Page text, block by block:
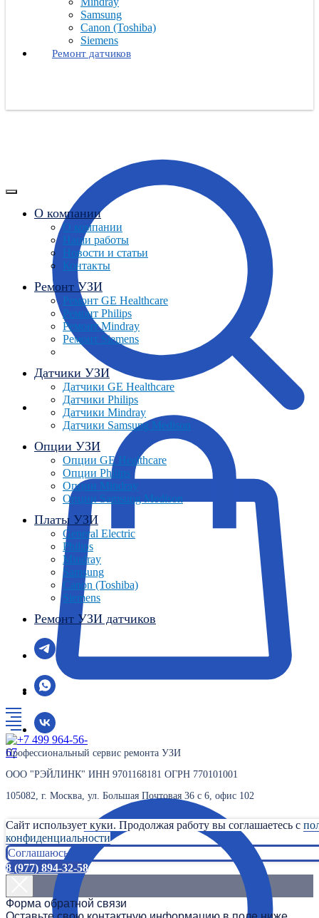
Samsung
Canon (Toshiba)
Siemens
Ремонт датчиков
О компании
О компании
Наши работы
Новости и статьи
Контакты
Ремонт УЗИ
Ремонт GE Healthcare
Ремонт Philips
Ремонт Mindray
Ремонт Siemens
Датчики УЗИ
Датчики GE Healthcare
Датчики Philips
Датчики Mindray
Датчики Samsung Medison
Опции УЗИ
Опции GE Healthcare
Опции Philips
Опции Mindray
Опции Samsung Medison
Платы УЗИ
General Electric
Philips
Mindray
Samsung
Canon (Toshiba)
Siemens
Ремонт УЗИ датчиков
Профессиональный сервис ремонта УЗИ
ООО "РЭЙЛИНК" ИНН 9701168181 ОГРН 770101001
105082, г. Москва, ул. Большая Почтовая 36 с 6, офис 102
Сайт использует куки. Продолжая работу вы соглашаетесь с
конфиденциальности
Соглашаюсь
8 (977) 894-32-58
Форма обратной связи